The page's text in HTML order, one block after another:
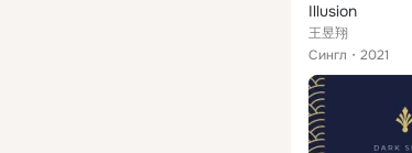
Illusion
王昱翔
Сингл
2021